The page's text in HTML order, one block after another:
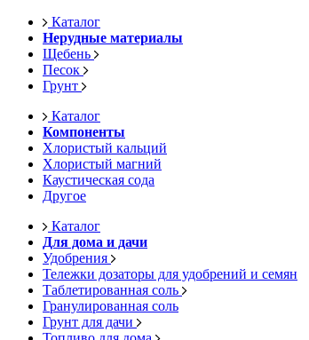
Каталог
Нерудные материалы
Щебень
Песок
Грунт
Каталог
Компоненты
Хлористый кальций
Хлористый магний
Каустическая сода
Другое
Каталог
Для дома и дачи
Удобрения
Тележки дозаторы для удобрений и семян
Таблетированная соль
Гранулированная соль
Грунт для дачи